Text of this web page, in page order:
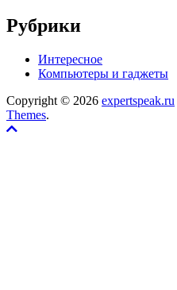
Рубрики
Интересное
Компьютеры и гаджеты
Copyright © 2026 expertspeak.ru
Themes.